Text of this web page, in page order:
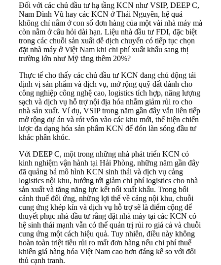
Đối với các chủ đầu tư hạ tầng KCN như VSIP, DEEP C,
Nam Đình Vũ hay các KCN ở Thái Nguyên, hệ quả
không chỉ nằm ở con số đơn hàng của một vài nhà máy mà
còn nằm ở câu hỏi dài hạn. Liệu nhà đầu tư FDI, đặc biệt
trong các chuỗi sản xuất dễ dịch chuyển có tiếp tục chọn
đặt nhà máy ở Việt Nam khi chi phí xuất khẩu sang thị
trường lớn như Mỹ tăng thêm 20%?
Thực tế cho thấy các chủ đầu tư KCN đang chủ động tái
định vị sản phẩm và dịch vụ, mở rộng quỹ đất dành cho
công nghiệp công nghệ cao, logistics tích hợp, năng lượng
sạch và dịch vụ hỗ trợ nội địa hóa nhằm giảm rủi ro cho
nhà sản xuất. Ví dụ, VSIP trong năm gần đây vẫn liên tiếp
mở rộng dự án và rót vốn vào các khu mới, thể hiện chiến
lược đa dạng hóa sản phẩm KCN để đón làn sóng đầu tư
khác phân khúc.
Với DEEP C, một trong những nhà phát triển KCN có
kinh nghiệm vận hành tại Hải Phòng, những năm gần đây
đã quảng bá mô hình KCN sinh thái và dịch vụ cảng
logistics nội khu, hướng tới giảm chi phí logistics cho nhà
sản xuất và tăng năng lực kết nối xuất khẩu. Trong bối
cảnh thuế đối ứng, những lợi thế về cảng nội khu, chuỗi
cung ứng khép kín và dịch vụ hỗ trợ sẽ là điểm cộng để
thuyết phục nhà đầu tư rằng đặt nhà máy tại các KCN có
hệ sinh thái mạnh vẫn có thể quản trị rủi ro giá cả và chuỗi
cung ứng một cách hiệu quả. Tuy nhiên, điều này không
hoàn toàn triệt tiêu rủi ro mất đơn hàng nếu chi phí thuế
khiến giá hàng hóa Việt Nam cao hơn đáng kể so với đối
thủ cạnh tranh.